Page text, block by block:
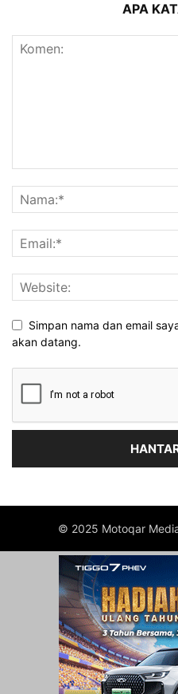
APA
Simpan nama dan email
akan datang.
© 2025 Motoqar